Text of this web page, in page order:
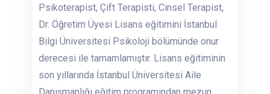
Psikoterapist, Çift Terapisti, Cinsel Terapist,
Dr. Öğretim Üyesi Lisans eğitimini İstanbul
Bilgi Üniversitesi Psikoloji bölümünde onur
derecesi ile tamamlamıştır. Lisans eğitiminin
son yıllarında İstanbul Üniversitesi Aile